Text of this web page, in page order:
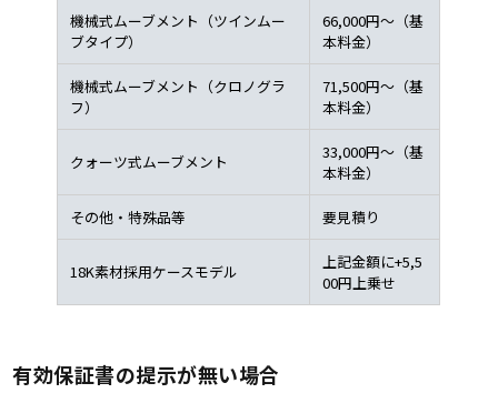
機械式ムーブメント（ツインムー
ブタイプ）
66,000円～（基
本料金）
機械式ムーブメント（クロノグラ
フ）
71,500円～（基
本料金）
クォーツ式ムーブメント
33,000円～（基
本料金）
その他・特殊品等 要見積り
18K素材採用ケースモデル
上記金額に+5,5
00円上乗せ
有効保証書の提示が無い場合